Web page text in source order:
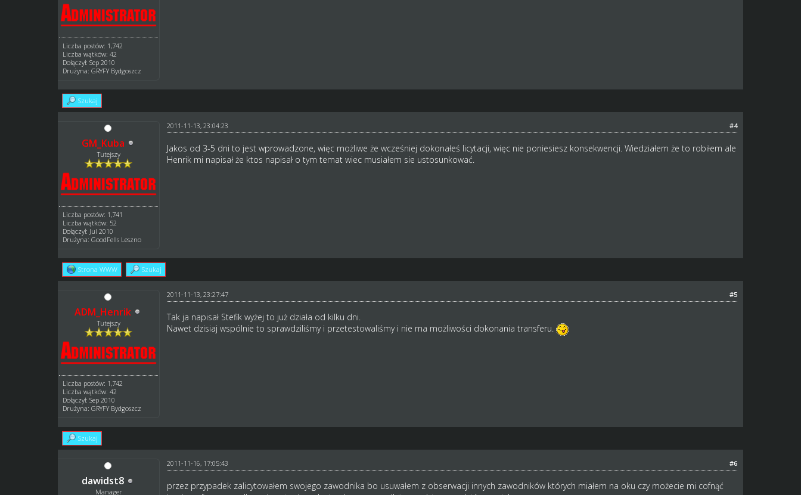
Liczba postów: 1,742
Liczba wątków: 42
Dołączył: Sep 2010
Drużyna: GRYFY Bydgoszcz
Szukaj
GM_Kuba
Tutejszy
Liczba postów: 1,741
Liczba wątków: 52
Dołączył: Jul 2010
Drużyna: GoodFells Leszno
#4
2011-11-13, 23:04:23
Jakos od 3-5 dni to jest wprowadzone, więc możliwe że wcześniej dokonałeś licytacji, więc nie poniesiesz konsekwencji. Wiedziałem że to robiłem ale
Henrik mi napisał że ktos napisał o tym temat wiec musiałem sie ustosunkować.
Strona WWW Szukaj
ADM_Henrik
Tutejszy
Liczba postów: 1,742
Liczba wątków: 42
Dołączył: Sep 2010
Drużyna: GRYFY Bydgoszcz
#5
2011-11-13, 23:27:47
Tak ja napisał Stefik wyżej to już działa od kilku dni.
Nawet dzisiaj wspólnie to sprawdziliśmy i przetestowaliśmy i nie ma możliwości dokonania transferu.
Szukaj
dawidst8
Manager
#6
2011-11-16, 17:05:43
przez przypadek zalicytowałem swojego zawodnika bo usuwałem z obserwacji innych zawodników których miałem na oku czy możecie mi cofnąć